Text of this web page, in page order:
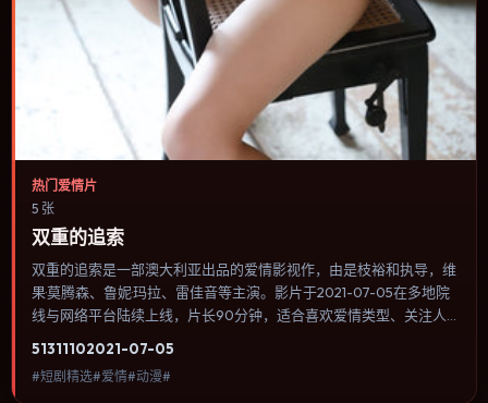
热门爱情片
5 张
双重的追索
双重的追索是一部澳大利亚出品的爱情影视作，由是枝裕和执导，维
果·莫腾森、鲁妮·玛拉、雷佳音等主演。影片于2021-07-05在多地院
线与网络平台陆续上线，片长90分钟，适合喜欢爱情类型、关注人
进，节奏与视听语言统一，可作为休闲观影或类型片补片的选择。
51311102021-07-05
#短剧精选#爱情#动漫#